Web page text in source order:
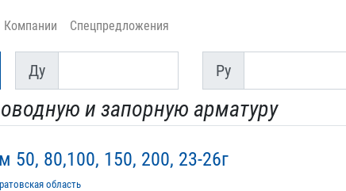
Компании Спецпредложения
Ду
Ду
Py
Py
и запорную арматуру
80,100, 150, 200, 23-26г
область